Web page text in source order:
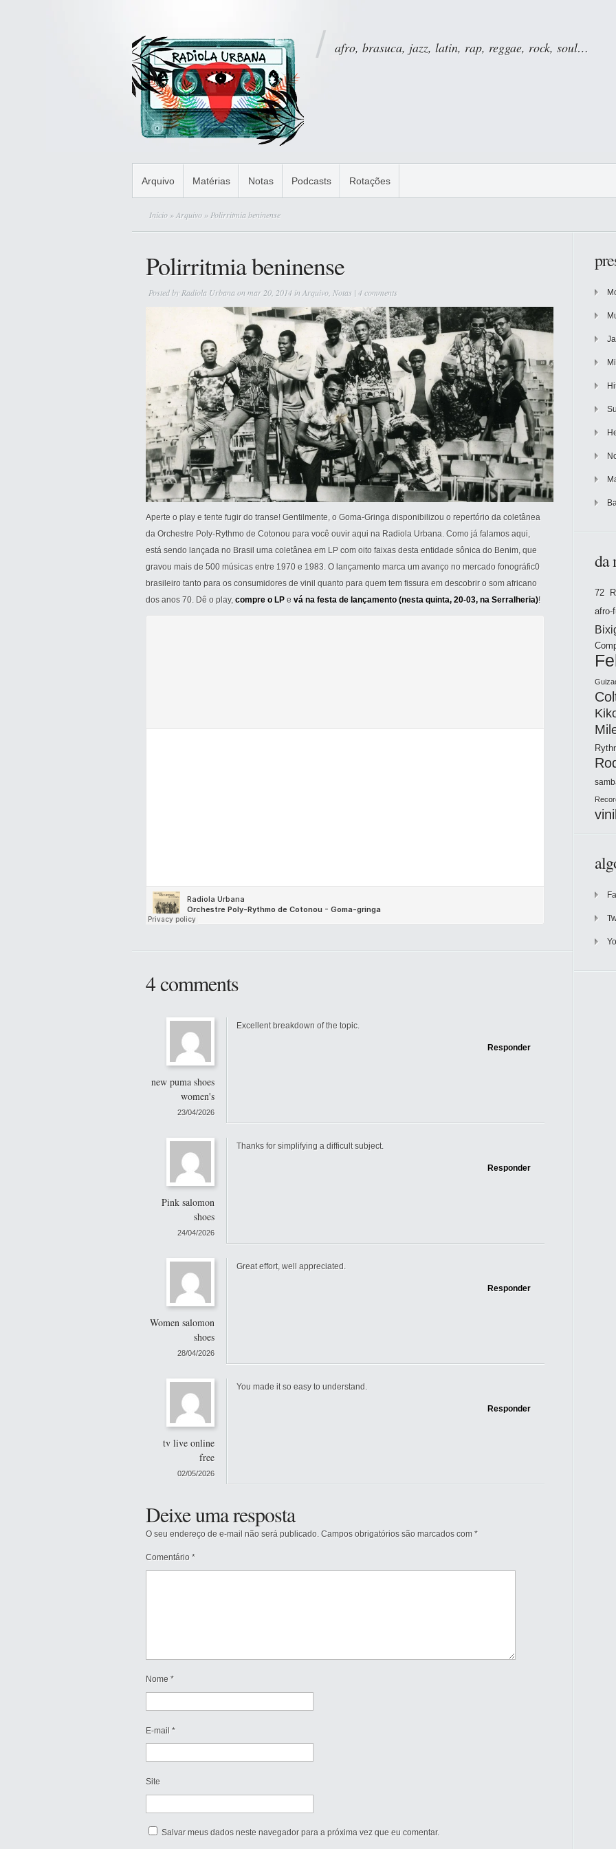
afro, brasuca, jazz, latin, rap, reggae, rock, soul…
Arquivo Matérias Notas Podcasts Rotações
Início »Arquivo » Polirritmia beninense
Polirritmia beninense
Posted by Radiola Urbanaon mar 20, 2014 inArquivo Notas | 4 comments
Aperte o play e tente fugir do transe! Gentilmente, o Goma-Gringa disponibilizou o repertório da coletânea
da Orchestre Poly-Rythmo de Cotonou para você ouvir aqui na Radiola Urbana. Como já falamos aqui,
está sendo lançada no Brasil uma coletânea em LP com oito faixas desta entidade sônica do Benim, que
gravou mais de 500 músicas entre 1970 e 1983. O lançamento marca um avanço no mercado fonográfic0
brasileiro tanto para os consumidores de vinil quanto para quem tem fissura em descobrir o som africano
dos anos 70. Dê o play, compre o LP e vá na festa de lançamento (nesta quinta, 20-03, na Serralheria)!
4 comments
new puma shoes
women's
23/04/2026
Excellent breakdown of the topic.
Responder
Pink salomon
shoes
24/04/2026
Thanks for simplifying a difficult subject.
Responder
Women salomon
shoes
28/04/2026
Great effort, well appreciated.
Responder
tv live online
free
02/05/2026
You made it so easy to understand.
Responder
Deixe uma resposta
O seu endereço de e-mail não será publicado. Campos obrigatórios são marcados com *
Comentário *
Nome *
E-mail *
Site
Salvar meus dados neste navegador para a próxima vez que eu comentar.
da
72
afro-
vinil